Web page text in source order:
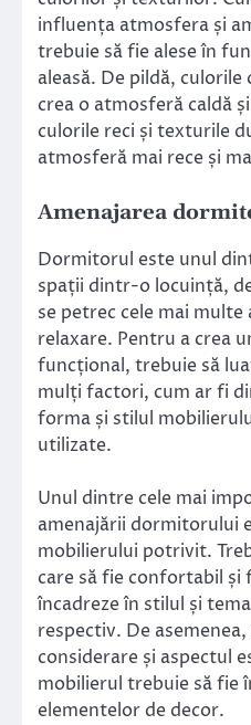
influența atmosfera și
trebuie să fie alese în
aleasă. De pildă,
crea o atmosferă caldă
culorile reci și texturile
atmosferă mai rece și
Amenajarea
Dormitorul este unul
spații dintr-o locuință,
se petrec cele mai
relaxare. Pentru a crea
funcțional, trebuie să
mulți factori, cum ar fi
forma și stilul
utilizate.
Unul dintre cele mai
amenajării dormitorului
mobilierului potrivit.
care să fie confortabil și
încadreze în stilul și
respectiv. De
considerare și aspectul
mobilierul trebuie să fie
elementelor de decor.